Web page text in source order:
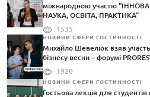
міжнародною участю
НАУКА, ОСВІТА, ПРАКТИКА"
1535
НОВИНИ СФЕРИ ГОСТИННОСТІ
Михайло Шевелюк взяв участь
бізнесу весни – форумі
1920
НОВИНИ СФЕРИ ГОСТИННОСТІ
Гостьова лекція для